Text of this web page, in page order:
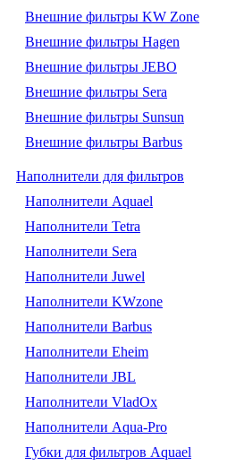
Внешние фильтры KW Zone
Внешние фильтры Hagen
Внешние фильтры JEBO
Внешние фильтры Sera
Внешние фильтры Sunsun
Внешние фильтры Barbus
Наполнители для фильтров
Наполнители Aquael
Наполнители Tetra
Наполнители Sera
Наполнители Juwel
Наполнители KWzone
Наполнители Barbus
Наполнители Eheim
Наполнители JBL
Наполнители VladOx
Наполнители Aqua-Pro
Губки для фильтров Aquael